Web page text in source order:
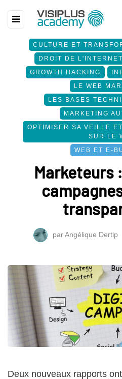
CULTURE ET
DROIT DE L'INTERNET
GROWTH HACKING
LE WEB
LES BASES
MARKETING
OPTIMISER SA VEILLE
SUR LE
WEB ET E-
Marketeurs
parAngélique Dertip
Deux nouveaux rapports